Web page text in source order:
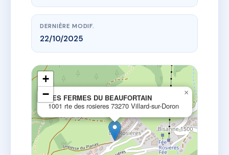
DERNIÈRE MODIF.
22/10/2025
LES FERMES DU BEAUFORTAIN
1001 rte des rosieres 73270 Villard-sur-Doron
×
+
−